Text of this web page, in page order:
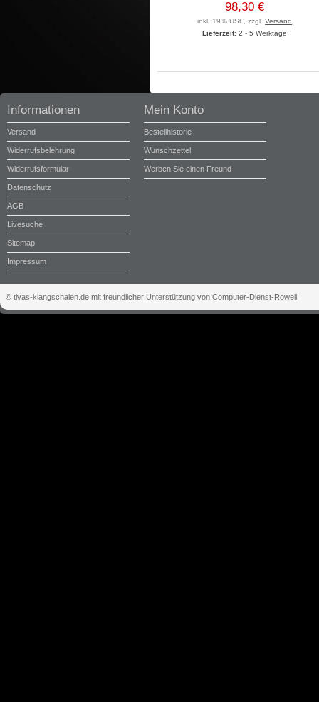
98,30 €
inkl. 19% USt., zzgl.Versand
Lieferzeit: 2 - 5 Werktage
Informationen
Versand
Widerrufsbelehrung
Widerrufsformular
Datenschutz
AGB
Livesuche
Sitemap
Impressum
Mein Konto
Bestellhistorie
Wunschzettel
Werben Sie einen Freund
© tivas-klangschalen.de mit freundlicher Unterstützung von Computer-Dienst-Rowell